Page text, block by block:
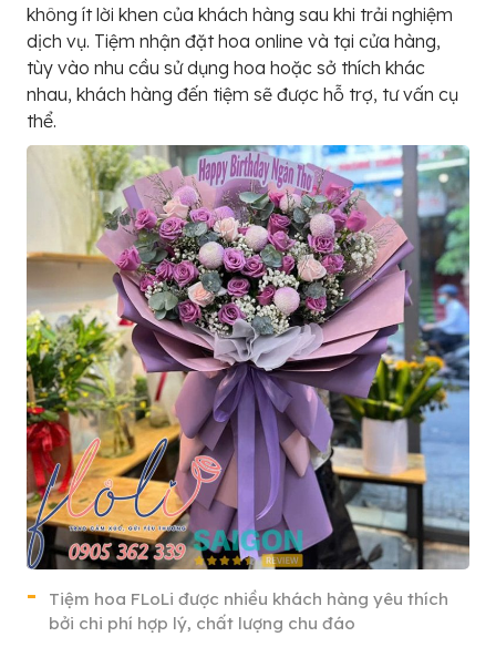
không ít lời khen của khách hàng sau khi trải nghiệm
dịch vụ. Tiệm nhận đặt hoa online và tại cửa hàng,
tùy vào nhu cầu sử dụng hoa hoặc sở thích khác
nhau, khách hàng đến tiệm sẽ được hỗ trợ, tư vấn cụ
thể.
Tiệm hoa FLoLi được nhiều khách hàng yêu thích
bởi chi phí hợp lý, chất lượng chu đáo